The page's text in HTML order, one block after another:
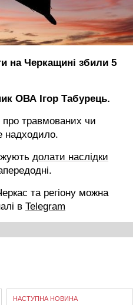
на Черкащині збили 5
ОВА Ігор Табурець.
травмованих чи
надходило.
долати наслідки
та регіону можна
в Telegram
НАСТУПНА НОВИНА